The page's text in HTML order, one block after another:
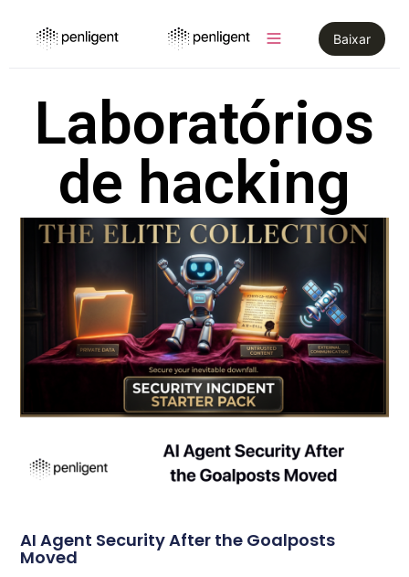
Baixar
Laboratórios
de hacking
AI Agent Security After the Goalposts
Moved